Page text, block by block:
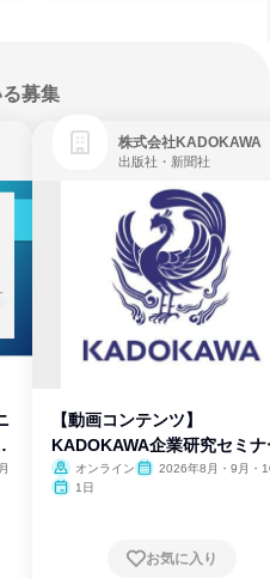
募集
株式会社KADOKAWA
出版社・新聞社
【動画コンテンツ】
KADOKAWA企業研究セミナ
オンライン
2026年8月・9月・
1日
お気に入り